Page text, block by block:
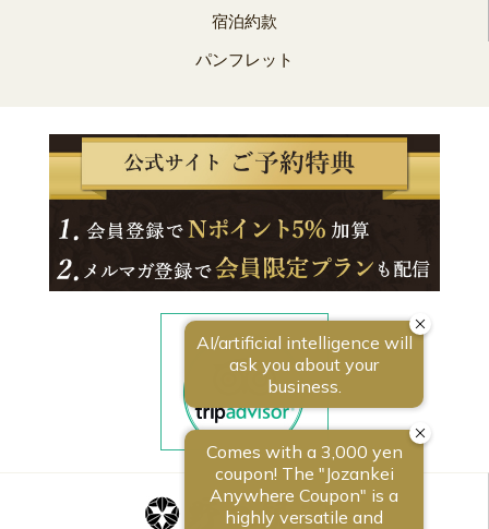
宿泊約款
パンフレット